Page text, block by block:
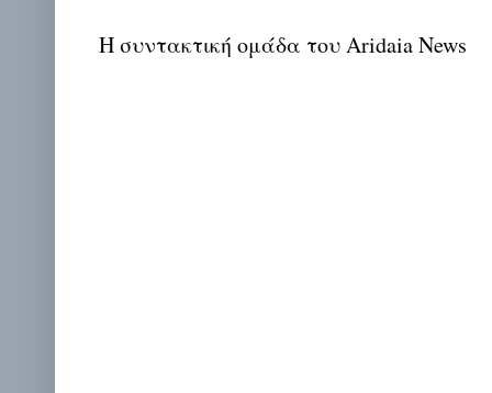
Η συντακτική ομάδα του Aridaia News